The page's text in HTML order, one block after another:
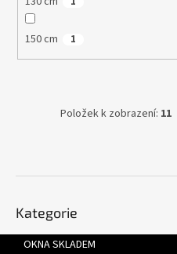
150 cm 1
Položek k zobrazení: 11
kategorie
Kategorie
OKNA SKLADEM